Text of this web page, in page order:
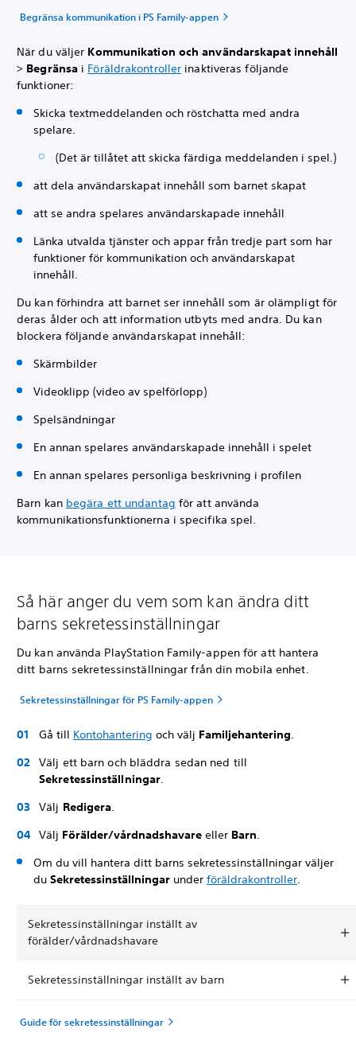
Begränsa kommunikation i PS Family-appen
När du väljer Kommunikation och användarskapat innehåll
> Begränsa i Föräldrakontroller inaktiveras följande
funktioner:
Skicka textmeddelanden och röstchatta med andra
spelare.
(Det är tillåtet att skicka färdiga meddelanden i spel.)
att dela användarskapat innehåll som barnet skapat
att se andra spelares användarskapade innehåll
Länka utvalda tjänster och appar från tredje part som har
funktioner för kommunikation och användarskapat
innehåll.
Du kan förhindra att barnet ser innehåll som är olämpligt för
deras ålder och att information utbyts med andra. Du kan
blockera följande användarskapat innehåll:
Skärmbilder
Videoklipp (video av spelförlopp)
Spelsändningar
En annan spelares användarskapade innehåll i spelet
En annan spelares personliga beskrivning i profilen
Barn kan begära ett undantag för att använda
kommunikationsfunktionerna i specifika spel.
Så här anger du vem som kan ändra ditt
barns sekretessinställningar
Du kan använda PlayStation Family-appen för att hantera
ditt barns sekretessinställningar från din mobila enhet.
Sekretessinställningar för PS Family-appen
Gå till Kontohantering och välj Familjehantering
Välj ett barn och bläddra sedan ned till
Sekretessinställningar
Välj Redigera
Välj Förälder/vårdnadshavare eller Barn
Om du vill hantera ditt barns sekretessinställningar väljer
du Sekretessinställningar under föräldrakontroller
Sekretessinställningar inställt av
förälder/vårdnadshavare
Sekretessinställningar inställt av barn
Guide för sekretessinställningar